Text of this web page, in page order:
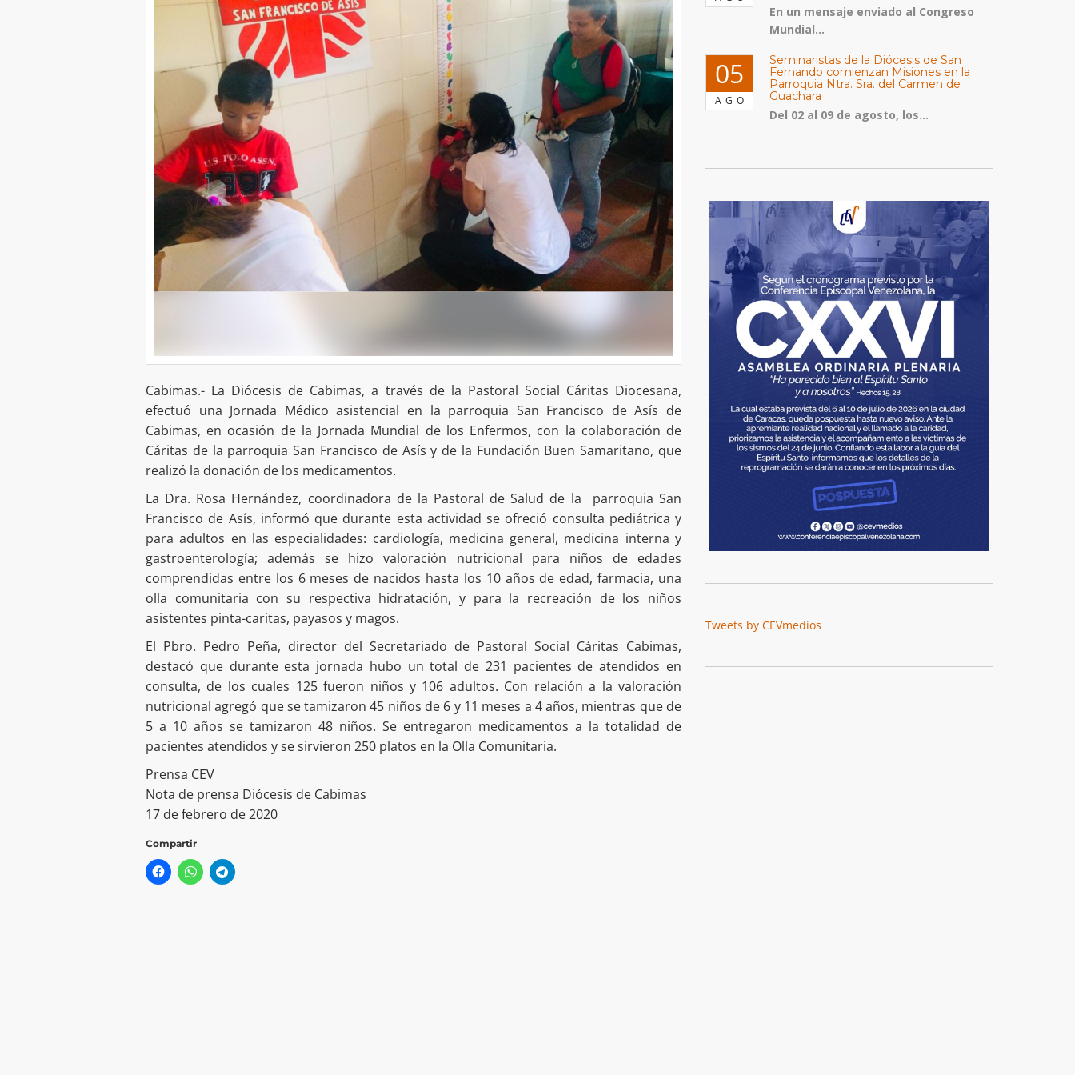
Cabimas.- La Diócesis de Cabimas, a través de la Pastoral Social Cáritas Diocesana,
efectuó una Jornada Médico asistencial en la parroquia San Francisco de Asís de
Cabimas, en ocasión de la Jornada Mundial de los Enfermos, con la colaboración de
Cáritas de la parroquia San Francisco de Asís y de la Fundación Buen Samaritano, que
realizó la donación de los medicamentos.
La Dra. Rosa Hernández, coordinadora de la Pastoral de Salud de la parroquia San
Francisco de Asís, informó que durante esta actividad se ofreció consulta pediátrica y
para adultos en las especialidades: cardiología, medicina general, medicina interna y
gastroenterología; además se hizo valoración nutricional para niños de edades
comprendidas entre los 6 meses de nacidos hasta los 10 años de edad, farmacia, una
olla comunitaria con su respectiva hidratación, y para la recreación de los niños
asistentes pinta-caritas, payasos y magos.
El Pbro. Pedro Peña, director del Secretariado de Pastoral Social Cáritas Cabimas,
destacó que durante esta jornada hubo un total de 231 pacientes de atendidos en
consulta, de los cuales 125 fueron niños y 106 adultos. Con relación a la valoración
nutricional agregó que se tamizaron 45 niños de 6 y 11 meses a 4 años, mientras que de
5 a 10 años se tamizaron 48 niños. Se entregaron medicamentos a la totalidad de
pacientes atendidos y se sirvieron 250 platos en la Olla Comunitaria.
Prensa CEV
Nota de prensa Diócesis de Cabimas
17 de febrero de 2020
Compartir
En un mensaje enviado al Congreso
Mundial...
05
AGO
Seminaristas de la Diócesis de San
Fernando comienzan Misiones en la
Parroquia Ntra. Sra. del Carmen de
Guachara
Del 02 al 09 de agosto, los...
Tweets by CEVmedios